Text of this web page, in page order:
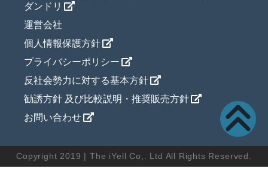
ダンドリ
運営会社
個人情報保護方針
プライバシーポリシー
反社会勢力に対する基本方針
勧誘方針 及び比較説明・推奨販売方針
お問い合わせ
Copyright 2019 | The iYell Co,. Ltd All Rights Reserved.